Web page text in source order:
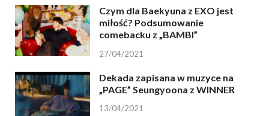
Czym dla Baekyuna z EXO jest
miłość? Podsumowanie
comebacku z „BAMBI”
27/04/2021
Dekada zapisana w muzyce na
„PAGE” Seungyoona z WINNER
13/04/2021